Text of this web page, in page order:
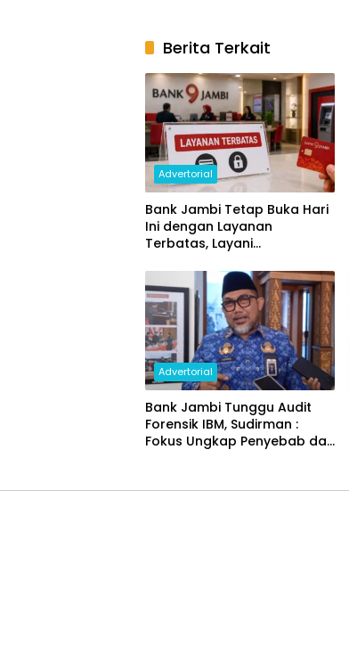
Berita Terkait
Advertorial
Bank Jambi Tetap Buka Hari
Ini dengan Layanan
Terbatas, Layani
Perubahan PIN
Advertorial
Bank Jambi Tunggu Audit
Forensik IBM, Sudirman :
Fokus Ungkap Penyebab dan